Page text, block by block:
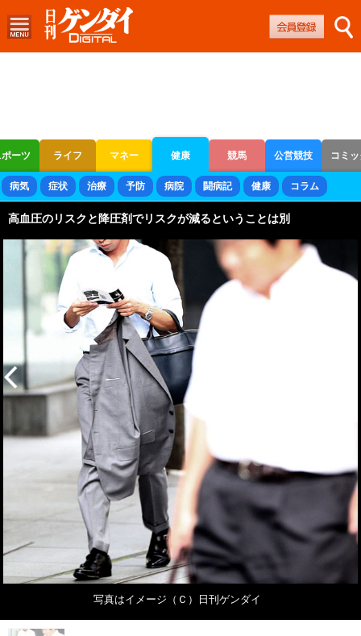
ーツ ライフ マネー 健康 競馬 公営競技 コミ
ボートレース 競輪 オートレース
病気 症状 治療 予防 病院 闘病記 健康 コラム
高血圧のリスクと降圧剤でリスクが減るということは別
写真はイメージ（Ｃ）日刊ゲンダイ